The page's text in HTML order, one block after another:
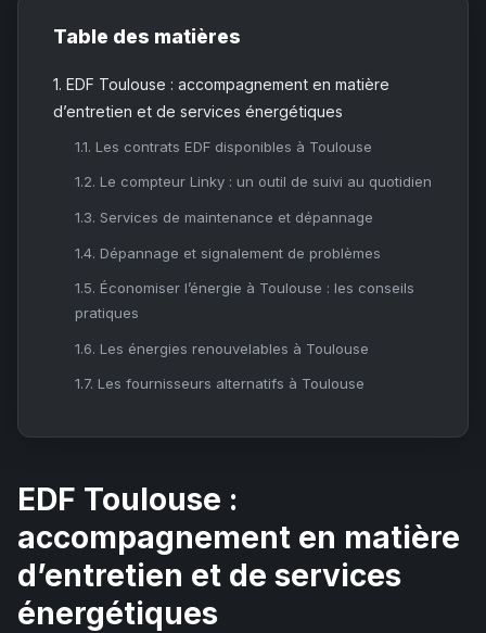
Table des matières
1. EDF Toulouse : accompagnement en matière
d’entretien et de services énergétiques
1.1. Les contrats EDF disponibles à Toulouse
1.2. Le compteur Linky : un outil de suivi au quotidien
1.3. Services de maintenance et dépannage
1.4. Dépannage et signalement de problèmes
1.5. Économiser l’énergie à Toulouse : les conseils
pratiques
1.6. Les énergies renouvelables à Toulouse
1.7. Les fournisseurs alternatifs à Toulouse
EDF Toulouse :
accompagnement en matière
d’entretien et de services
énergétiques